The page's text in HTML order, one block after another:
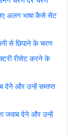
अलग भाषा कैसे सेट
से छिपाने के चरण
रीसेट करने के
देने और उन्हें समाप्त
जवाब देने और उन्हें